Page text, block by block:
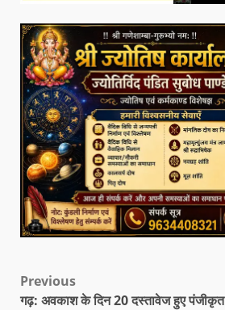
Previous
गढ़: अवकाश के दिन 20 दस्तावेज हुए पंजीकृत